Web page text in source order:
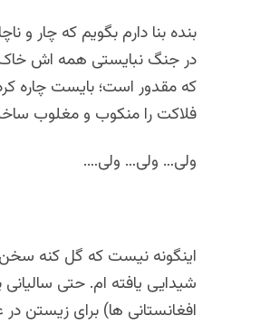
بنده بنا دارم بگویم که چار
در جنگ نبایستی همه اش خاک
که مقدور است؛ بایست چاره
فلاکت را منکوب و مغلوب
ولی… ولی… ولی….
اینگونه نیست که گل کنه سخن
شیدایی یافته ام. حتی
افغانستانی ها) برای زیستن